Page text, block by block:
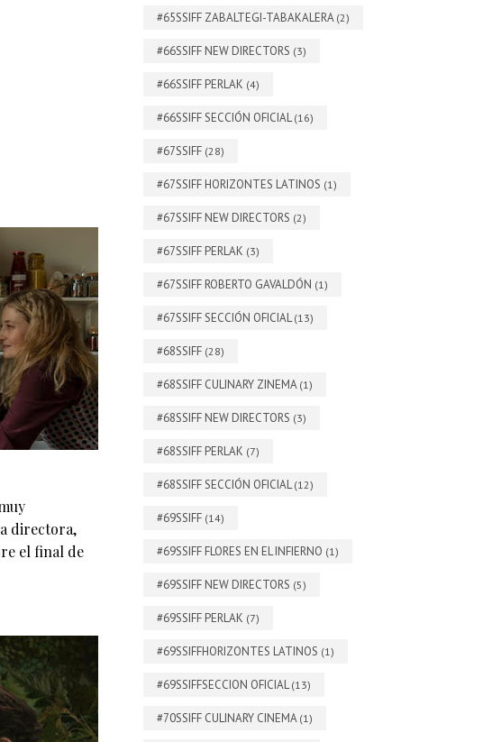
directora,
el final de
#65SSIFF ZABALTEGI-TABAKALERA (2)
#66SSIFF NEW DIRECTORS (3)
#66SSIFF PERLAK (4)
#66SSIFF SECCIÓN OFICIAL(16)
#67SSIFF (28)
#67SSIFF HORIZONTES LATINOS (1)
#67SSIFF NEW DIRECTORS (2)
#67SSIFF PERLAK (3)
#67SSIFF ROBERTO GAVALDÓN (1)
#67SSIFF SECCIÓN OFICIAL(13)
#68SSIFF (28)
#68SSIFF CULINARY ZINEMA (1)
#68SSIFF NEW DIRECTORS (3)
#68SSIFF PERLAK (7)
#68SSIFF SECCIÓN OFICIAL(12)
#69SSIFF (14)
#69SSIFF FLORES EN EL INFIERNO (1)
#69SSIFF NEW DIRECTORS (5)
#69SSIFF PERLAK (7)
#69SSIFFHORIZONTES LATINOS (1)
#69SSIFFSECCION OFICIAL(13)
#70SSIFF CULINARY CINEMA (1)